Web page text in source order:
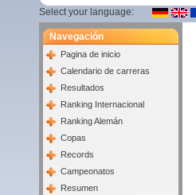
Select your language:
Navegación
Pagina de inicio
Calendario de carreras
Resultados
Ranking Internacional
Ranking Alemán
Copas
Records
Campeonatos
Resumen